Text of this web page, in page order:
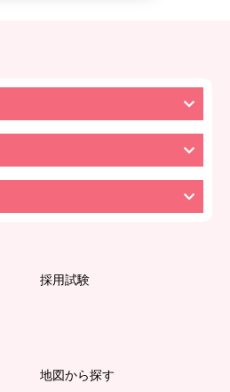
採用試験
地図から探す